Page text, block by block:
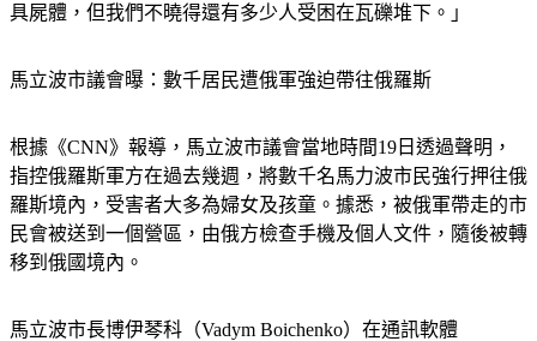
具屍體，但我們不曉得還有多少人受困在瓦礫堆下。」
馬立波市議會曝：數千居民遭俄軍強迫帶往俄羅斯
根據《CNN》報導，馬立波市議會當地時間19日透過聲明，
指控俄羅斯軍方在過去幾週，將數千名馬力波市民強行押往俄
羅斯境內，受害者大多為婦女及孩童。據悉，被俄軍帶走的市
民會被送到一個營區，由俄方檢查手機及個人文件，隨後被轉
移到俄國境內。
馬立波市長博伊琴科（Vadym Boichenko）在通訊軟體